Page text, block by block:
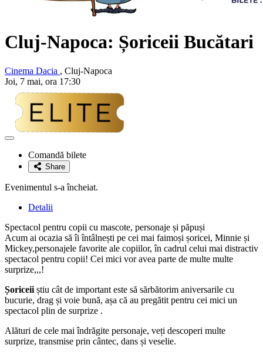
Cluj-Napoca: Șoriceii Bucătari
Cinema Dacia , Cluj-Napoca
Joi, 7 mai, ora 17:30
Adaugă
favoriteComandă bilete
Share
Evenimentul s-a încheiat.
Detalii
Spectacol pentru copii cu mascote, personaje și păpuși
Acum ai ocazia să îi întâlnești pe cei mai faimoși șoricei, Minnie și
Mickey,personajele favorite ale copiilor, în cadrul celui mai distractiv
spectacol pentru copii! Cei mici vor avea parte de multe multe
surprize,,,!
Șoriceii știu cât de important este să sărbătorim aniversarile cu
bucurie, drag și voie bună, așa că au pregătit pentru cei mici un
spectacol plin de surprize .
Alături de cele mai îndrăgite personaje, veți descoperi multe
surprize, transmise prin cântec, dans și veselie.